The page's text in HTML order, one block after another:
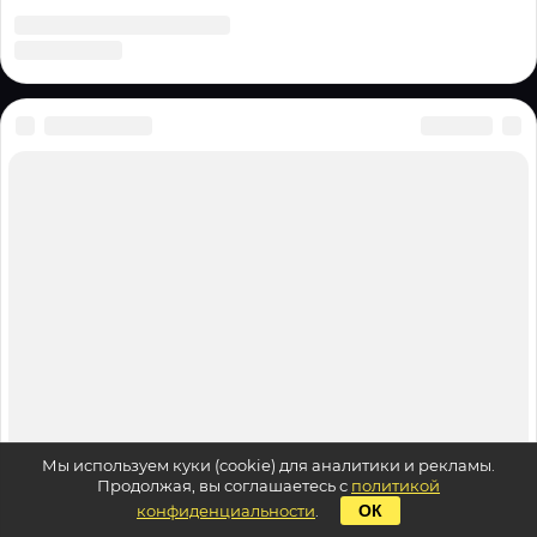
Мы используем куки (cookie) для аналитики и рекламы.
Продолжая, вы соглашаетесь с политикой
конфиденциальности
ОК